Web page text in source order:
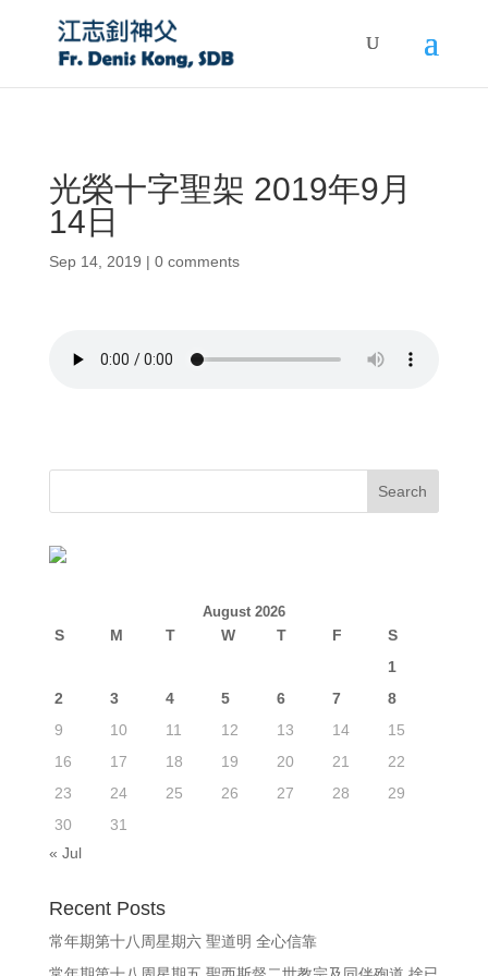
光榮十字聖架 2019年9月
14日
Sep 14, 2019 | 0 comments
August 2026
S M T W T F
S
1
2
3 4 5 6 7
8
9
10 11 12 13 14
15
16
17 18 19 20 21
22
23
24 25 26 27 28
29
30
31
« Jul
Recent Posts
常年期第十八周星期六 聖道明 全心信靠